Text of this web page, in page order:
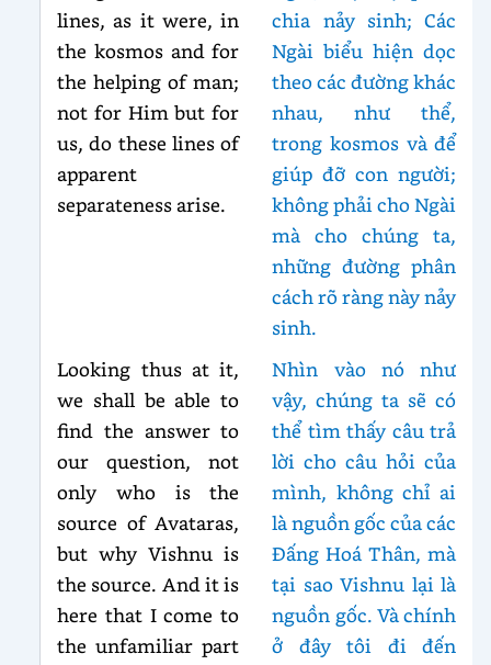
lines, as it were, in
the kosmos and for
the helping of man;
not for Him but for
us, do these lines of
apparent
separateness arise.
chia nảy sinh; Các
Ngài biểu hiện dọc
theo các đường khác
nhau, như thể,
trong kosmos và để
giúp đỡ con người;
không phải cho Ngài
mà cho chúng ta,
những đường phân
cách rõ ràng này nảy
sinh.
Looking thus at it,
we shall be able to
find the answer to
our question, not
only who is the
source of Avataras,
but why Vishnu is
the source. And it is
here that I come to
the unfamiliar part
Nhìn vào nó như
vậy, chúng ta sẽ có
thể tìm thấy câu trả
lời cho câu hỏi của
mình, không chỉ ai
là nguồn gốc của các
Đấng Hoá Thân, mà
tại sao Vishnu lại là
nguồn gốc. Và chính
ở đây tôi đi đến